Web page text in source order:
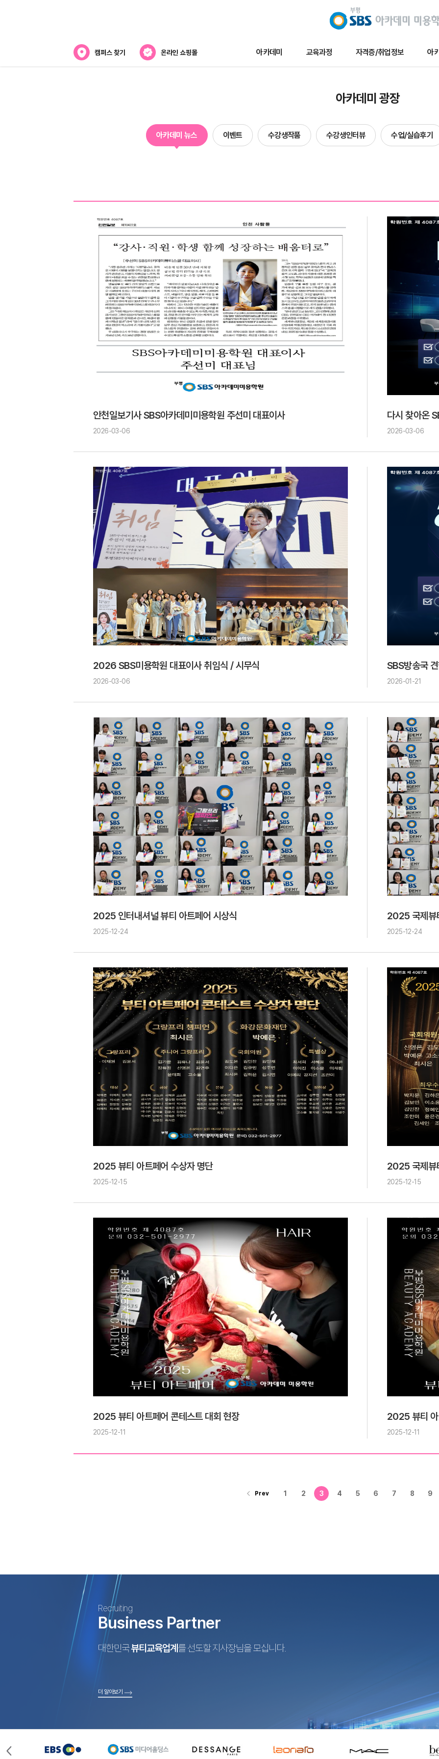
캠퍼스 찾기 온라인 쇼핑몰 아카데미 교육과정 자격증/취업정보 아
캠퍼스위치
네일아트
헤어
채용/취업정보
자격증정보
자료실
이벤트
수강생작
아카데미 광장
아카데미 뉴스 이벤트 수강생작품 수강생인터뷰 수업/실습후기
안천일보기사 SBS아카데미미용학원 주선미 대표이사
2026-03-06
다시 찾아온
2026-03-06
2026 SBS미용학원 대표이사 취임식 / 시무식
2026-03-06
SBS방송국
2026-01-21
2025 인터내셔널 뷰티 아트페어 시상식
2025-12-24
2025 국제뷰
2025-12-24
2025 뷰티 아트페어 수상자 명단
2025-12-15
2025 국제뷰
2025-12-15
2025 뷰티 아트페어 콘테스트 대회 현장
2025-12-11
2025 뷰티 아
2025-12-11
Prev 1 2 3 4 5 6 7 8 9
Recruiting
Business Partner
대한민국뷰티교육업계 를 선도할 지사장님을 모십니다.
더 알아보기